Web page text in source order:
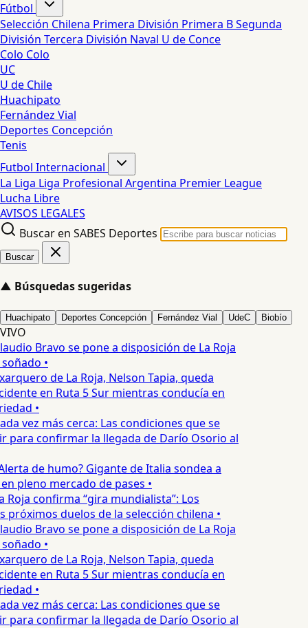
Fútbol
Selección Chilena Primera División Primera BSegunda
División Tercera División Naval U de Conce
Colo Colo
UC
U de Chile
Huachipato
Fernández Vial
Deportes Concepción
Tenis
Futbol Internacional
La Liga Liga Profesional Argentina Premier League
Lucha Libre
AVISOS LEGALES
Buscar en SABES Deportes
Buscar
▲ Búsquedas sugeridas
Huachipato Deportes Concepción Fernández Vial UdeC Biobío
VIVO
Bravo se pone a disposición de La Roja
•
de La Roja, Nelson Tapia, queda
en Ruta 5 Sur mientras conducía en
•
vez más cerca: Las condiciones que se
para confirmar la llegada de Darío Osorio al
de humo? Gigante de Italia sondea a
pleno mercado de pases •
Roja confirma “gira mundialista”: Los
próximos duelos de la selección chilena •
Bravo se pone a disposición de La Roja
•
de La Roja, Nelson Tapia, queda
en Ruta 5 Sur mientras conducía en
•
vez más cerca: Las condiciones que se
para confirmar la llegada de Darío Osorio al